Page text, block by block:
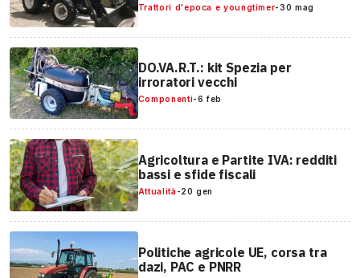
Trattori d'epoca e youngtimer-30 mag
DO.VA.R.T.: kit Spezia per
irroratori vecchi
Componenti-6 feb
Agricoltura e Partite IVA: redditi
bassi e sfide fiscali
Attualità -20 gen
Politiche agricole UE, corsa tra
dazi, PAC e PNRR